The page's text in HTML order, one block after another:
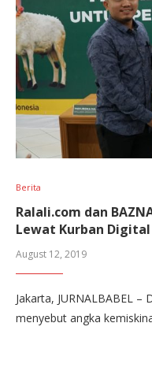
Berita
Ralali.com dan
Lewat Kurban Digital
August 12, 2019
Jakarta, JURNALBABEL
menyebut angka